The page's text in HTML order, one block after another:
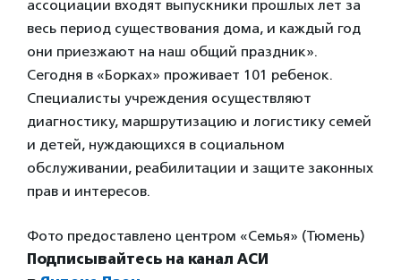
ассоциации входят выпускники прошлых лет за
весь период существования дома, и каждый год
они приезжают на наш общий праздник».
Сегодня в «Борках» проживает 101 ребенок.
Специалисты учреждения осуществляют
диагностику, маршрутизацию и логистику семей
и детей, нуждающихся в социальном
обслуживании, реабилитации и защите законных
прав и интересов.
Фото предоставлено центром «Семья» (Тюмень)
Подписывайтесь на канал АСИ